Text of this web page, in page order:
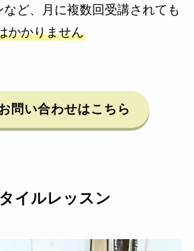
ど、月に複数回受講されても
かかりません
問い合わせはこちら
イルレッスン